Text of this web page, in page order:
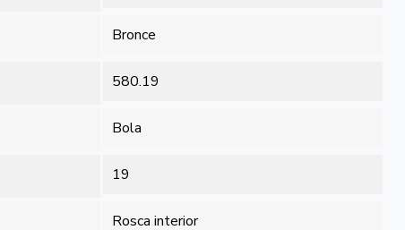
Bronce
580.19
Bola
19
Rosca interior